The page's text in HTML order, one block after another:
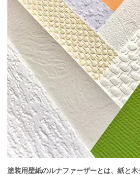
塗装用壁紙のルナファーザーとは、紙と